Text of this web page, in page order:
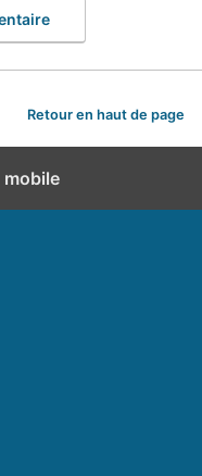
Retour en haut de page
mobile